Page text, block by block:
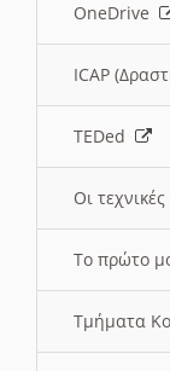
OneDrive
ICAP
TEDed
Οι
Το πρώτο
Τμήματα